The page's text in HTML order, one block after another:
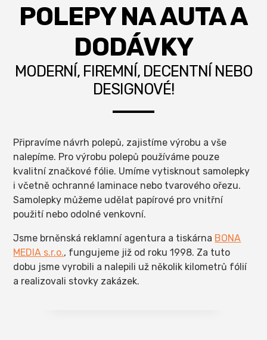
POLEPY NA AUTA A
DODÁVKY
MODERNÍ, FIREMNÍ, DECENTNÍ NEBO
DESIGNOVÉ!
Připravíme návrh polepů, zajistíme výrobu a vše
nalepíme. Pro výrobu polepů používáme pouze
kvalitní značkové fólie. Umíme vytisknout samolepky
i včetně ochranné laminace nebo tvarového ořezu.
Samolepky můžeme udělat papírové pro vnitřní
použití nebo odolné venkovní.
Jsme brněnská reklamní agentura a tiskárna BONA
MEDIA s.r.o., fungujeme již od roku 1998. Za tuto
dobu jsme vyrobili a nalepili už několik kilometrů fólií
a realizovali stovky zakázek.